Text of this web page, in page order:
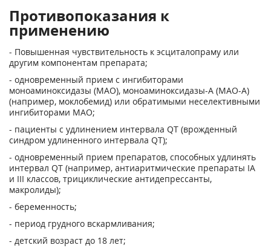
Противопоказания к
применению
- Повышенная чувствительность к эсциталопраму или
другим компонентам препарата;
- одновременный прием с ингибиторами
моноаминоксидазы (МАО), моноаминоксидазы-А (МАО-А)
(например, моклобемид) или обратимыми неселективными
ингибиторами МАО;
- пациенты с удлинением интервала QT (врожденный
синдром удлиненного интервала QT);
- одновременный прием препаратов, способных удлинять
интервал QT (например, антиаритмические препараты IA
и III классов, трициклические антидепрессанты,
макролиды);
- беременность;
- период грудного вскармливания;
- детский возраст до 18 лет;